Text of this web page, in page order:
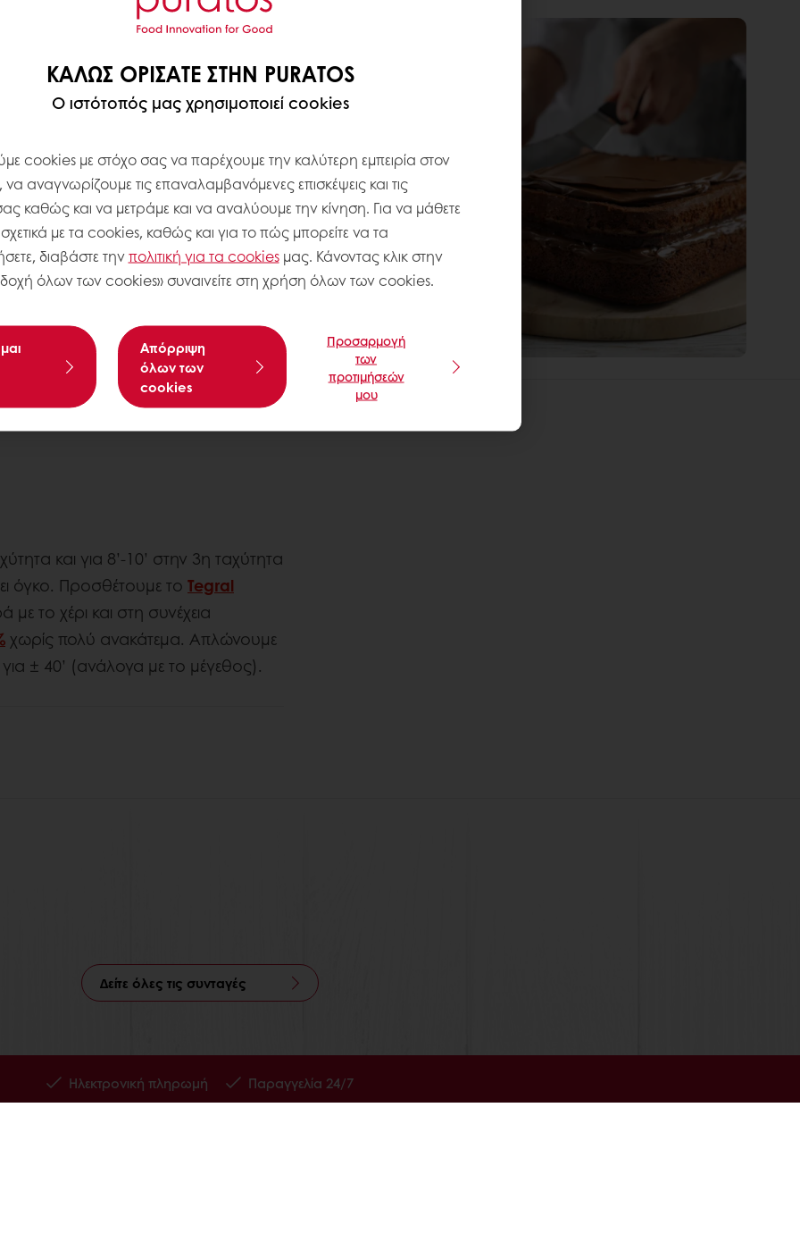
και για 8’-10’ στην 3η ταχύτητα
όγκο. Προσθέτουμε το Tegral
το χέρι και στη συνέχεια
χωρίς πολύ ανακάτεμα. Απλώνουμε
± 40’ (ανάλογα με το μέγεθος).
Δείτε όλες τις συνταγές
ΚΑΛΏΣ ΟΡΊΣΑΤΕ ΣΤΗΝ PURATOS
Ο ιστότοπός μας χρησιμοποιεί cookies
cookies με στόχο σας να παρέχουμε την καλύτερη εμπειρία στον
αναγνωρίζουμε τις επαναλαμβανόμενες επισκέψεις και τις
καθώς και να μετράμε και να αναλύουμε την κίνηση. Για να μάθετε
με τα cookies, καθώς και για το πώς μπορείτε να τα
διαβάστε τηνπολιτική για τα cookiesμας. Κάνοντας κλικ στην
όλων των cookies» συναινείτε στη χρήση όλων των cookies.
Aπόρριψη
όλων των
cookies
Προσαρμογή
των
προτιμήσεών
μου
Ηλεκτρονική πληρωμή Παραγγελία 24/7